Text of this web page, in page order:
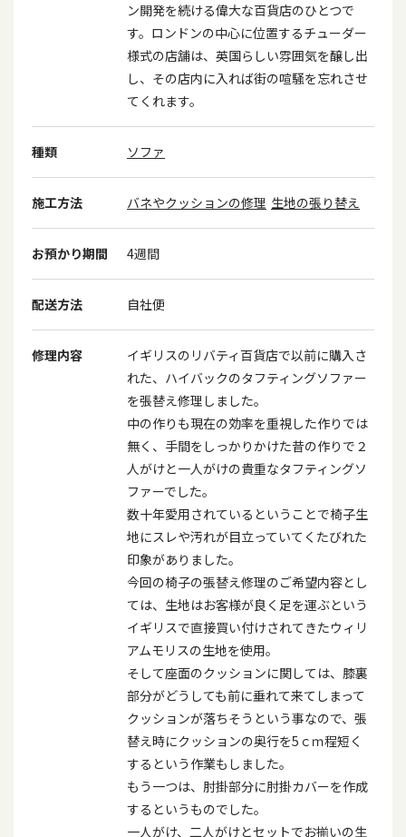
ン開発を続ける偉大な百貨店のひとつで
す。ロンドンの中心に位置するチューダー
様式の店舗は、英国らしい雰囲気を醸し出
し、その店内に入れば街の喧騒を忘れさせ
てくれます。
種類 ソファ
施工方法 バネやクッションの修理 生地の張り替え
お預かり期間 4週間
配送方法 自社便
修理内容
イギリスのリバティ百貨店で以前に購入さ
れた、ハイバックのタフティングソファー
を張替え修理しました。
中の作りも現在の効率を重視した作りでは
無く、手間をしっかりかけた昔の作りで２
人がけと一人がけの貴重なタフティングソ
ファーでした。
数十年愛用されているということで椅子生
地にスレや汚れが目立っていてくたびれた
印象がありました。
今回の椅子の張替え修理のご希望内容とし
ては、生地はお客様が良く足を運ぶという
イギリスで直接買い付けされてきたウィリ
アムモリスの生地を使用。
そして座面のクッションに関しては、膝裏
部分がどうしても前に垂れて来てしまって
クッションが落ちそうという事なので、張
替え時にクッションの奥行を5ｃｍ程短く
するという作業もしました。
もう一つは、肘掛部分に肘掛カバーを作成
するというものでした。
一人がけ、二人がけとセットでお揃いの生